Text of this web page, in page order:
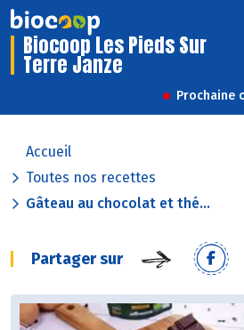
Biocoop Les Pieds Sur
Terre Janze
Prochaine
Accueil
Toutes nos recettes
Gâteau au chocolat et thé...
Partager sur